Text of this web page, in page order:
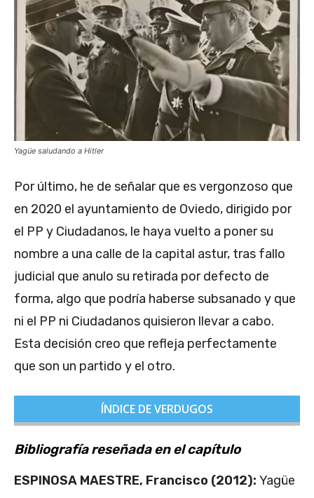
Yagüe saludando a Hitler
Por último, he de señalar que es vergonzoso que
en 2020 el ayuntamiento de Oviedo, dirigido por
el PP y Ciudadanos, le haya vuelto a poner su
nombre a una calle de la capital astur, tras fallo
judicial que anulo su retirada por defecto de
forma, algo que podría haberse subsanado y que
ni el PP ni Ciudadanos quisieron llevar a cabo.
Esta decisión creo que refleja perfectamente
que son un partido y el otro.
ÍNDICE DE VERDUGOS
Bibliografía reseñada en el capítulo
ESPINOSA MAESTRE, Francisco (2012): Yagüe